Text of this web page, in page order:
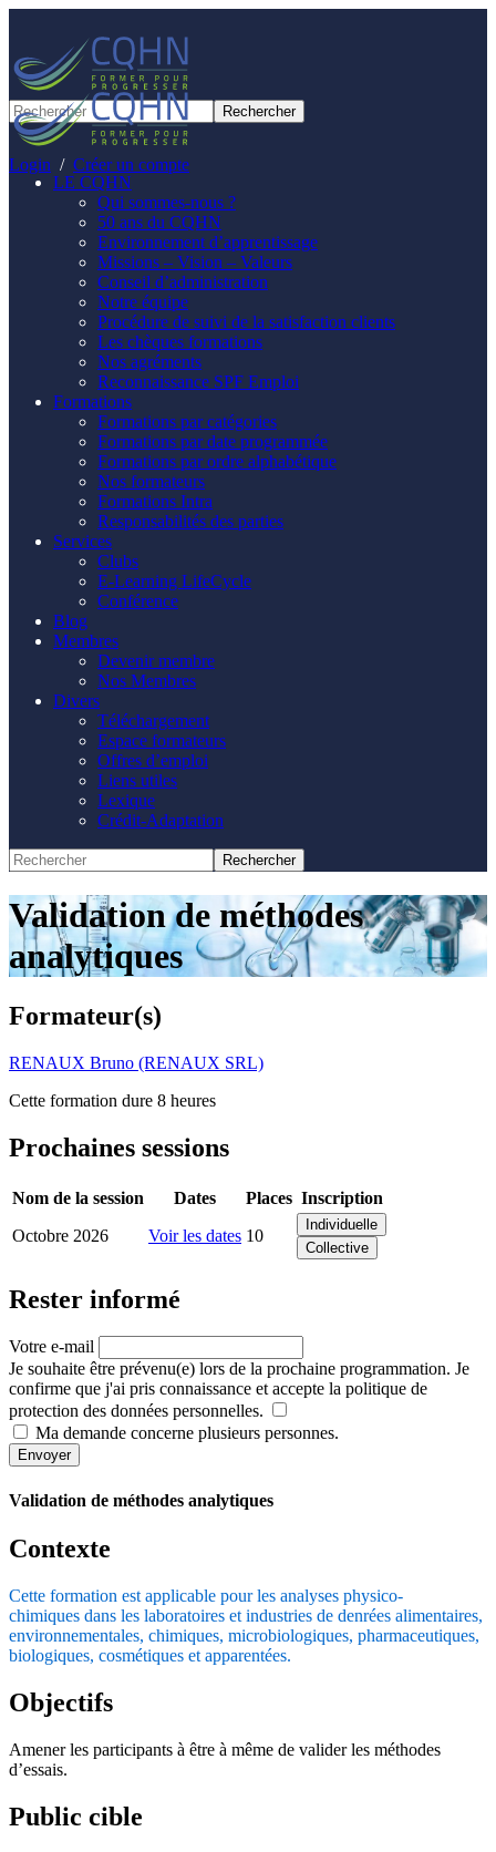
Login / Créer un compte
LE CQHN
Qui sommes-nous ?
50 ans du CQHN
Environnement d’apprentissage
Missions – Vision – Valeurs
Conseil d’administration
Notre équipe
Procédure de suivi de la satisfaction clients
Les chèques formations
Nos agréments
Reconnaissance SPF Emploi
Formations
Formations par catégories
Formations par date programmée
Formations par ordre alphabétique
Nos formateurs
Formations Intra
Responsabilités des parties
Services
Clubs
E-Learning LifeCycle
Conférence
Blog
Membres
Devenir membre
Nos Membres
Divers
Téléchargement
Espace formateurs
Offres d’emploi
Liens utiles
Lexique
Crédit-Adaptation
Validation de méthodes
analytiques
Formateur(s)
RENAUX Bruno (RENAUX SRL)
Cette formation dure 8 heures
Prochaines sessions
Nom de la session Dates Places Inscription
Octobre 2026
Voir les dates 10
Individuelle
Collective
Rester informé
Votre e-mail
Je souhaite être prévenu(e) lors de la prochaine programmation. Je
confirme que j'ai pris connaissance et accepte la politique de
protection des données personnelles.
Ma demande concerne plusieurs personnes.
Envoyer
Validation de méthodes analytiques
Contexte
Cette formation est applicable pour les analyses physico-
chimiques dans les laboratoires et industries de denrées alimentaires,
environnementales, chimiques, microbiologiques, pharmaceutiques,
biologiques, cosmétiques et apparentées.
Objectifs
Amener les participants à être à même de valider les méthodes
d’essais.
Public cible
Panneau de gestion des cookies